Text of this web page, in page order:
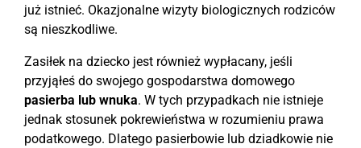
już istnieć. Okazjonalne wizyty biologicznych rodziców
są nieszkodliwe.
Zasiłek na dziecko jest również wypłacany, jeśli
przyjąłeś do swojego gospodarstwa domowego
pasierba lub wnuka. W tych przypadkach nie istnieje
jednak stosunek pokrewieństwa w rozumieniu prawa
podatkowego. Dlatego pasierbowie lub dziadkowie nie